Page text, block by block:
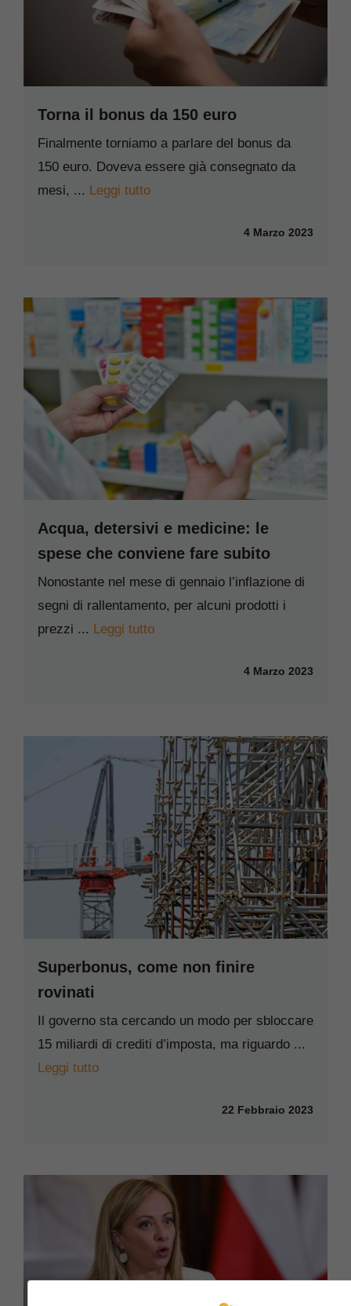
Torna il bonus da 150 euro
Finalmente torniamo a parlare del bonus da
150 euro. Doveva essere già consegnato da
mesi, ... Leggi tutto
4 Marzo 2023
Acqua, detersivi e medicine: le
spese che conviene fare subito
Nonostante nel mese di gennaio l’inflazione di
segni di rallentamento, per alcuni prodotti i
prezzi ... Leggi tutto
4 Marzo 2023
Superbonus, come non finire
rovinati
Il governo sta cercando un modo per sbloccare
15 miliardi di crediti d’imposta, ma riguardo ...
Leggi tutto
22 Febbraio 2023